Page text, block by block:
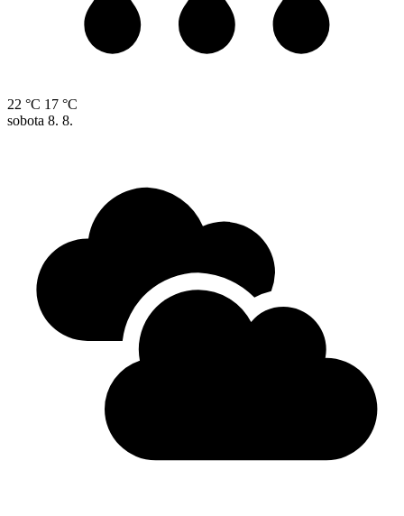
22 °C 17 °C
sobota 8. 8.